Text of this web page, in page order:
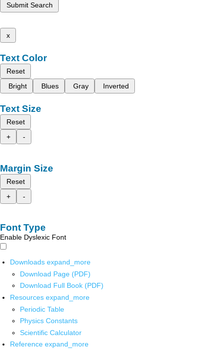
Submit Search
x
Text Color
Reset
Bright
Blues Gray Inverted
Text Size
Reset
+
-
Margin Size
Reset
+
-
Font Type
Enable Dyslexic Font
Downloads expand_more
Download Page (PDF)
Download Full Book (PDF)
Resources expand_more
Periodic Table
Physics Constants
Scientific Calculator
Reference expand_more